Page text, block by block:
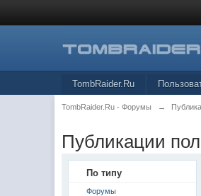
TombRaider.Ru
TombRaider.Ru - Форумы →
Публикации
По типу
Форумы